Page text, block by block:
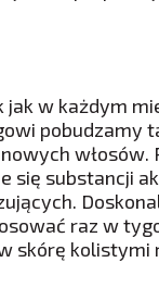
w każdym
pobudzamy
włosów.
się substancji
raz w
skórę kolistymi